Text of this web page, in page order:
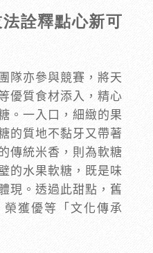
詮釋點心新可
隊亦參與競賽，將天
優質食材添入，精心
。一入口，細緻的果
的質地不黏牙又帶著
傳統米香，則為軟糖
的水果軟糖，既是味
現。透過此甜點，舊
獲優等「文化傳承